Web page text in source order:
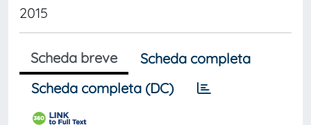
2015
Scheda breve
Scheda completa
Scheda completa (DC)